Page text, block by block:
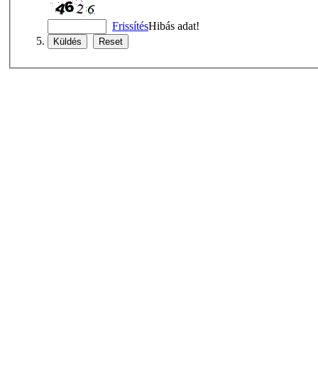
FrissítésHibás adat!